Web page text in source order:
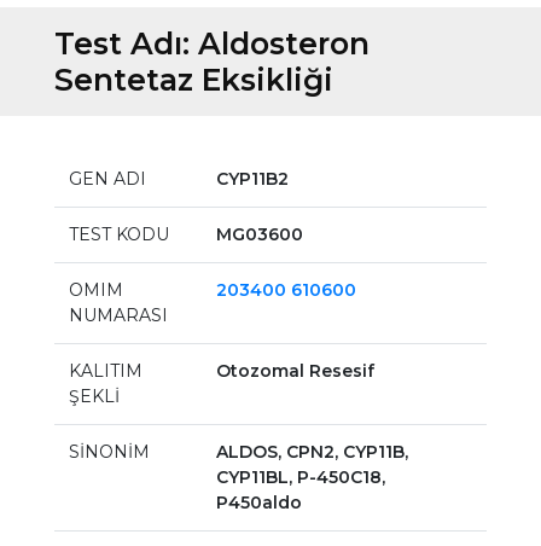
Test Adı: Aldosteron
Sentetaz Eksikliği
GEN ADI CYP11B2
TEST KODU MG03600
OMIM
NUMARASI
203400 610600
KALITIM
ŞEKLİ
Otozomal Resesif
SİNONİM
ALDOS, CPN2, CYP11B,
CYP11BL, P-450C18,
P450aldo